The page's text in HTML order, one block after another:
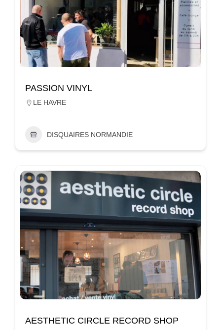
PASSION VINYL
LE HAVRE
DISQUAIRES NORMANDIE
AESTHETIC CIRCLE RECORD SHOP